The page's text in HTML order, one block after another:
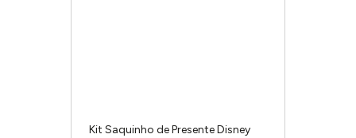
Kit Saquinho de Presente Disney